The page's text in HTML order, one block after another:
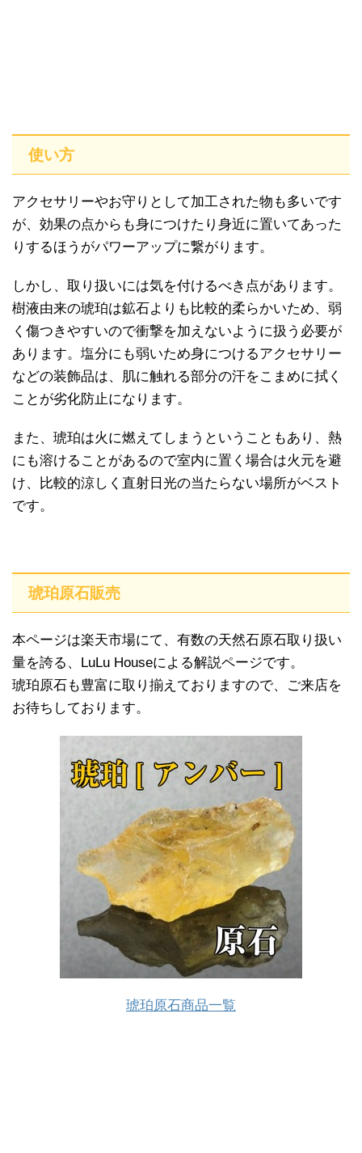
使い方
アクセサリーやお守りとして加工された物も多いです
が、効果の点からも身につけたり身近に置いてあった
りするほうがパワーアップに繋がります。
しかし、取り扱いには気を付けるべき点があります。
樹液由来の琥珀は鉱石よりも比較的柔らかいため、弱
く傷つきやすいので衝撃を加えないように扱う必要が
あります。塩分にも弱いため身につけるアクセサリー
などの装飾品は、肌に触れる部分の汗をこまめに拭く
ことが劣化防止になります。
また、琥珀は火に燃えてしまうということもあり、熱
にも溶けることがあるので室内に置く場合は火元を避
け、比較的涼しく直射日光の当たらない場所がベスト
です。
琥珀原石販売
本ページは楽天市場にて、有数の天然石原石取り扱い
量を誇る、LuLu Houseによる解説ページです。
琥珀原石も豊富に取り揃えておりますので、ご来店を
お待ちしております。
琥珀原石商品一覧